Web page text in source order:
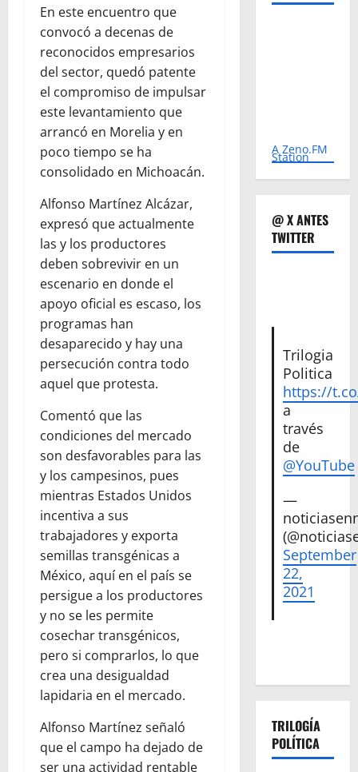
En este encuentro que
convocó a decenas de
reconocidos empresarios
del sector, quedó patente
el compromiso de impulsar
este levantamiento que
arrancó en Morelia y en
poco tiempo se ha
consolidado en Michoacán.
Alfonso Martínez Alcázar,
expresó que actualmente
las y los productores
deben sobrevivir en un
escenario en donde el
apoyo oficial es escaso, los
programas han
desaparecido y hay una
persecución contra todo
aquel que protesta.
Comentó que las
condiciones del mercado
son desfavorables para las
y los campesinos, pues
mientras Estados Unidos
incentiva a sus
trabajadores y exporta
semillas transgénicas a
México, aquí en el país se
persigue a los productores
y no se les permite
cosechar transgénicos,
pero si comprarlos, lo que
crea una desigualdad
lapidaria en el mercado.
Alfonso Martínez señaló
que el campo ha dejado de
ser una actividad rentable
A Zeno.FM
Station
@ X ANTES
TWITTER
Trilogia
Politica
https://
a
través
de
@YouTube
—
September
22,
2021
TRILOGÍA
POLÍTICA